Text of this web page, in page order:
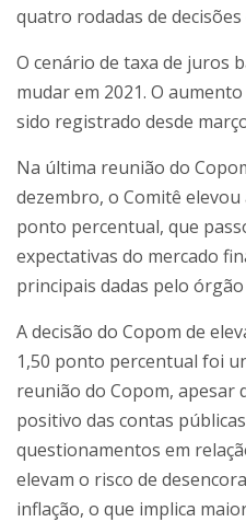
quatro rodadas de decisões
O cenário de taxa de juros
mudar em 2021. O
sido registrado desde
Na última reunião do
dezembro, o Comitê elevou
ponto percentual, que
expectativas do mercado
principais dadas pelo
A decisão do Copom de
1,50 ponto percentual foi
reunião do Copom, apesar
positivo das contas
questionamentos em
elevam o risco de
inflação, o que implica